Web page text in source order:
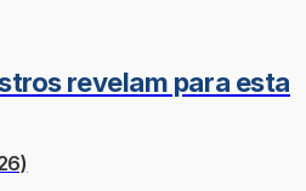
revelam para esta